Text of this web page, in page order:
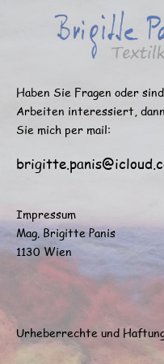
Haben Sie Fragen oder
Arbeiten interessiert,
Sie mich per mail:
Impressum
Mag. Brigitte Panis
1130 Wien
Urheberrechte und